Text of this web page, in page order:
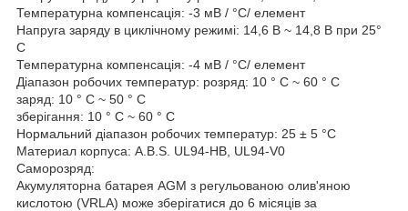
Температурна компенсація: -3 мВ / °C/ елемент
Напруга заряду в циклічному режимі: 14,6 В ~ 14,8 В при 25°
С
Температурна компенсація: -4 мВ / °C/ елемент
Діапазон робочих температур: розряд: 10 ° C ~ 60 ° C
заряд: 10 ° C ~ 50 ° C
зберігання: 10 ° C ~ 60 ° C
Нормальний діапазон робочих температур: 25 ± 5 °C
Материал корпуса: A.В.S. UL94-HB, UL94-V0
Саморозряд:
Акумуляторна батарея AGM з регульованою олив'яною
кислотою (VRLA) може зберігатися до 6 місяців за